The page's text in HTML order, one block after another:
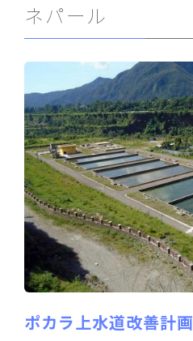
ネパール
ポカラ上水道改善計画